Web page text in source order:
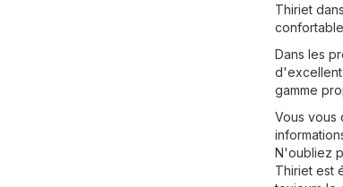
Thiriet
Dans les
gamme
Vous vous
N'oubliez
Thiriet est